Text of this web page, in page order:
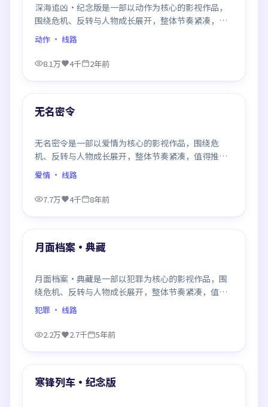
深海追凶·纪念版是一部以动作为核心的影视作品，
围绕危机、反转与人物成长展开，整体节奏紧凑，值
得推荐观看。
动作 · 线路
8.1万 4千 2年前
最新
无名密令
无名密令是一部以爱情为核心的影视作品，围绕危
机、反转与人物成长展开，整体节奏紧凑，值得推荐
观看。
爱情 · 线路
7.7万 4千 8年前
最新
月面档案·典藏
月面档案·典藏是一部以犯罪为核心的影视作品，围
绕危机、反转与人物成长展开，整体节奏紧凑，值得
推荐观看。
犯罪 · 线路
2.2万 2.7千 5年前
最新
寒锋列车·纪念版